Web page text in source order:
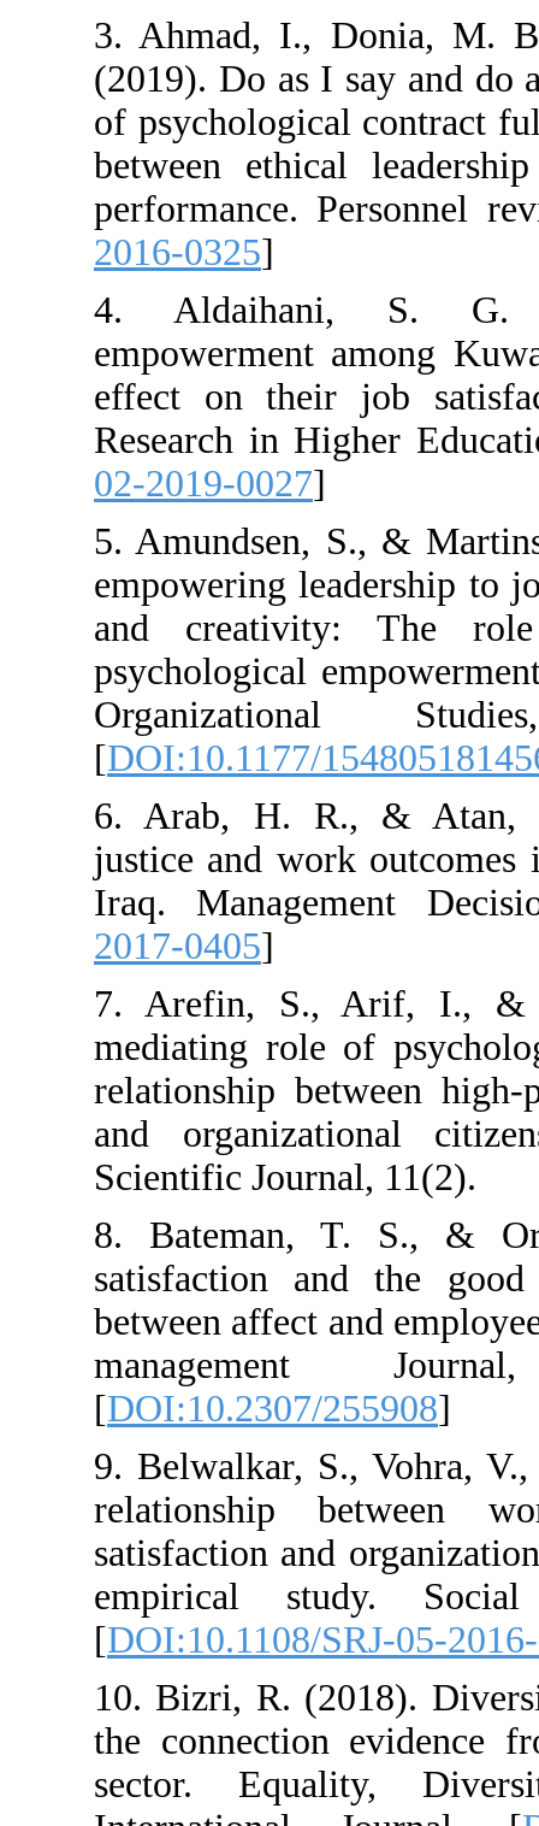
3. Ahmad, I.,
(2019). Do as I
of
between
performance.
4.
empowerment
effect on their
Research in
02-2019-0027
5. Amundsen,
empowering
and
psychological
[DOI:10.1177/
6. Arab, H.
justice and
Iraq.
7. Arefin, S.,
mediating role
relationship
and
Scientific
8. Bateman,
satisfaction
between affect
[DOI:10.2307/
9. Belwalkar,
relationship
satisfaction
empirical
[DOI:10.1108/
10. Bizri, R.
the connection
sector.